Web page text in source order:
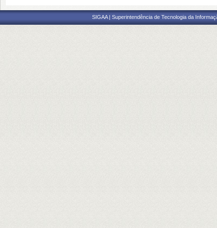
SIGAA | Superintendência de Tecnologia da